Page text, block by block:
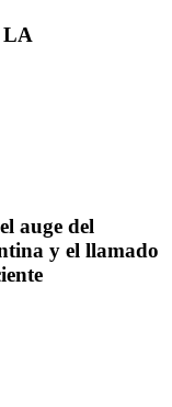
LA
auge del
y el llamado